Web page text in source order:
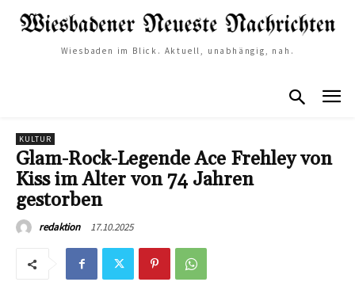
Wiesbaden im Blick. Aktuell, unabhängig, nah.
KULTUR
Glam-Rock-Legende Ace Frehley von
Kiss im Alter von 74 Jahren
gestorben
redaktion 17.10.2025